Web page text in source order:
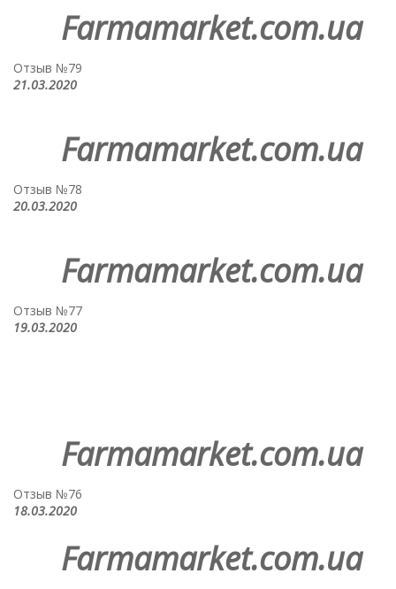
Farmamarket.com.ua
Отзыв №79
21.03.2020
Farmamarket.com.ua
Отзыв №78
20.03.2020
Farmamarket.com.ua
Отзыв №77
19.03.2020
Farmamarket.com.ua
Отзыв №76
18.03.2020
Farmamarket.com.ua